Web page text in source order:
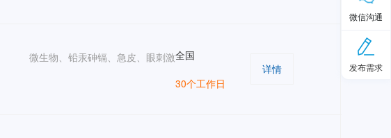
微生物、铅汞砷镉、急皮、眼刺激全国
30个工作日
详情
微信沟通
发布需求